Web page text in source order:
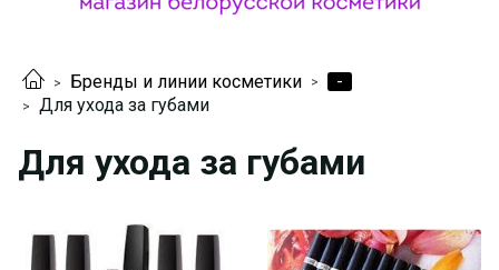
Бренды и линии косметики
-
Для ухода за губами
Для ухода за губами